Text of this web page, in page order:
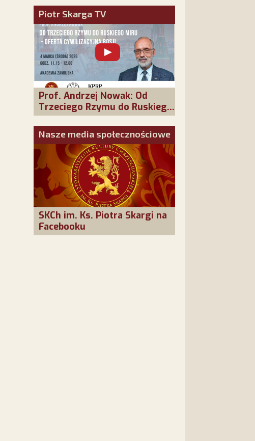
Piotr Skarga TV
Prof. Andrzej Nowak: Od
Trzeciego Rzymu do Ruskiego
Miru - oferta cywilizacyjna
Rosji
Nasze media społecznościowe
SKCh im. Ks. Piotra Skargi na
Facebooku